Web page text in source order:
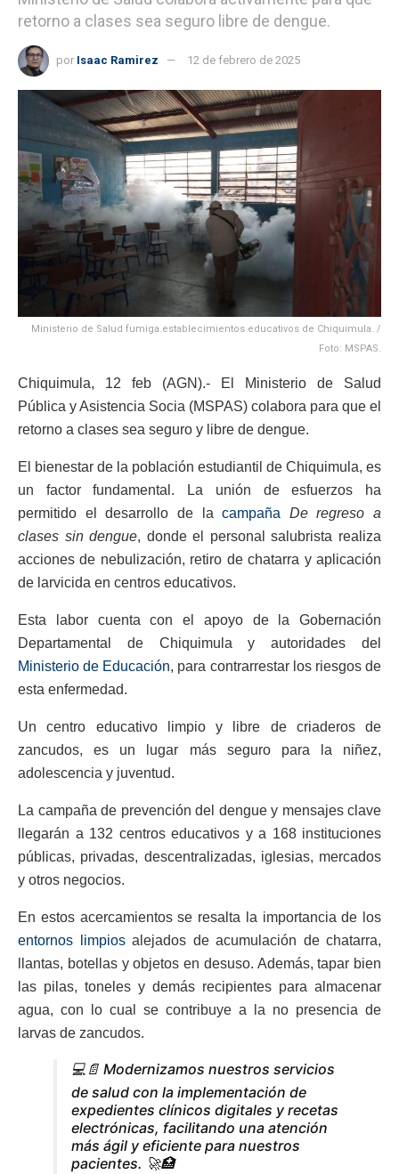
retorno a clases sea seguro libre de dengue.
por Isaac Ramirez 12 de febrero de 2025
Ministerio de Salud fumiga establecimientos educativos de Chiquimula. /
Foto: MSPAS.
Chiquimula, 12 feb (AGN).- El Ministerio de Salud
Pública y Asistencia Socia (MSPAS) colabora para que el
retorno a clases sea seguro y libre de dengue.
El bienestar de la población estudiantil de Chiquimula, es
un factor fundamental. La unión de esfuerzos ha
permitido el desarrollo de lacampaña
De regreso a
clases sin dengue, donde el personal salubrista realiza
acciones de nebulización, retiro de chatarra y aplicación
de larvicida en centros educativos.
Esta labor cuenta con el apoyo de la Gobernación
Departamental de Chiquimula y autoridades del
Ministerio de Educación, para contrarrestar los riesgos de
esta enfermedad.
Un centro educativo limpio y libre de criaderos de
zancudos, es un lugar más seguro para la niñez,
adolescencia y juventud.
La campaña de prevención del dengue y mensajes clave
llegarán a 132 centros educativos y a 168 instituciones
públicas, privadas, descentralizadas, iglesias, mercados
y otros negocios.
En estos acercamientos se resalta la importancia de los
entornos limpiosalejados de acumulación de chatarra,
llantas, botellas y objetos en desuso. Además, tapar bien
las pilas, toneles y demás recipientes para almacenar
agua, con lo cual se contribuye a la no presencia de
larvas de zancudos.
💻📄 Modernizamos nuestros servicios
de salud con la implementación de
expedientes clínicos digitales y recetas
electrónicas, facilitando una atención
más ágil y eficiente para nuestros
pacientes. 🚀🏥